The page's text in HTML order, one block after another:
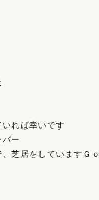
れば幸いです
ー
芝居をしていますＧ